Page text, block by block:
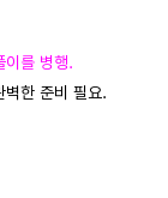
이를 병행.
벽한 준비 필요.